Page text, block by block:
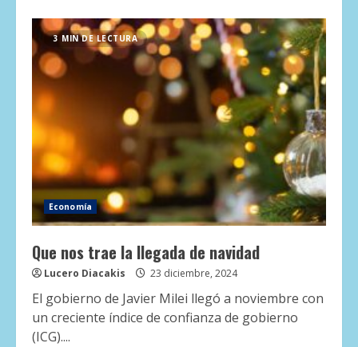
3 MIN DE LECTURA
Economía
Que nos trae la llegada de navidad
Lucero Diacakis 23 diciembre, 2024
El gobierno de Javier Milei llegó a noviembre con
un creciente índice de confianza de gobierno
(ICG)....